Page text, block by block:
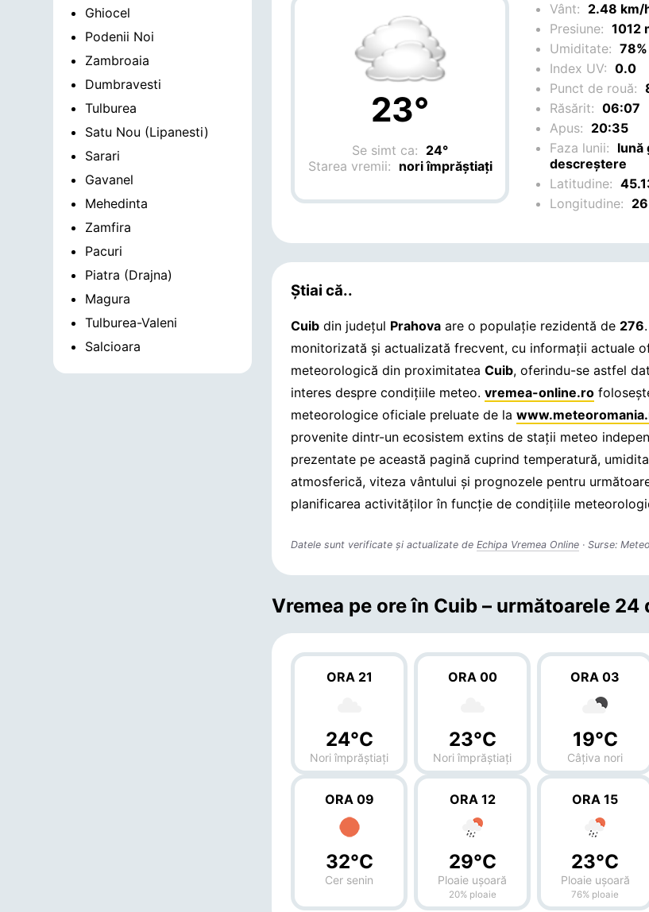
Ghiocel
Podenii Noi
Zambroaia
Dumbravesti
Tulburea
Satu Nou (Lipanesti)
Sarari
Gavanel
Mehedinta
Zamfira
Pacuri
Piatra (Drajna)
Magura
Tulburea-Valeni
Salcioara
23°
Se simt ca: 24°
Starea vremii: nori împrăștiați
Vânt: 2.48 km/
Presiune: 1012
Umiditate: 78%
Index UV: 0.0
Punct de rouă:
Răsărit: 06:07
Apus: 20:35
Faza lunii: lună
descreștere
Latitudine:
Longitudine:
Știai că..
Cuib din județul Prahova are o populație rezidentă de 276
monitorizată și actualizată frecvent, cu informații actuale
meteorologică din proximitateaCuib, oferindu-se astfel
interes despre condițiile meteo.vremea-online.ro
meteorologice oficiale preluate de la
provenite dintr-un ecosistem extins de stații meteo
prezentate pe această pagină cuprind temperatură,
atmosferică, viteza vântului și prognozele pentru
planificarea activităților în funcție de condițiile
Datele sunt verificate și actualizate deEchipa Vremea Online · Surse:
Vremea pe ore în Cuib – următoarele 24
ORA 21
24°C
Nori împrăștiați
ORA 00
23°C
Nori împrăștiați
ORA 03
19°C
Câțiva nori
ORA 09
32°C
Cer senin
ORA 12
29°C
Ploaie ușoară
20% ploaie
ORA 15
23°C
Ploaie ușoară
76% ploaie